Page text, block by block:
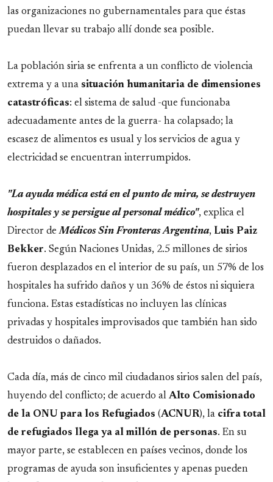
las organizaciones no gubernamentales para que éstas
puedan llevar su trabajo allí donde sea posible.
La población siria se enfrenta a un conflicto de violencia
extrema y a una situación humanitaria de dimensiones
catastróficas: el sistema de salud -que funcionaba
adecuadamente antes de la guerra- ha colapsado; la
escasez de alimentos es usual y los servicios de agua y
electricidad se encuentran interrumpidos.
"La ayuda médica está en el punto de mira, se destruyen
hospitales y se persigue al personal médico", explica el
Director deMédicos Sin Fronteras Argentina, Luis Paiz
Bekker. Según Naciones Unidas, 2.5 millones de sirios
fueron desplazados en el interior de su país, un 57% de los
hospitales ha sufrido daños y un 36% de éstos ni siquiera
funciona. Estas estadísticas no incluyen las clínicas
privadas y hospitales improvisados que también han sido
destruidos o dañados.
Cada día, más de cinco mil ciudadanos sirios salen del país,
huyendo del conflicto; de acuerdo al Alto Comisionado
de la ONU para los Refugiados (ACNUR), la cifra total
de refugiados llega ya al millón de personas. En su
mayor parte, se establecen en países vecinos, donde los
programas de ayuda son insuficientes y apenas pueden